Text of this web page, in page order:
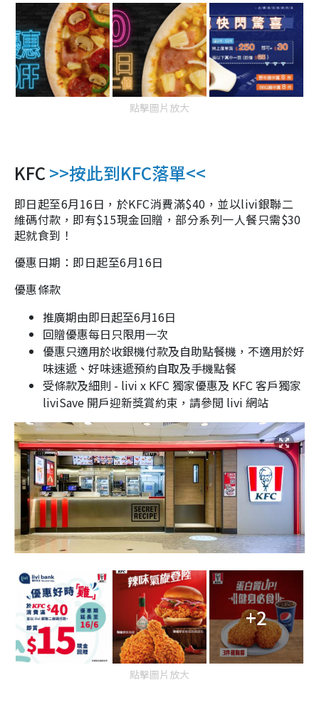
點擊圖片放大
KFC>>按此到KFC落單<<
即日起至6月16日，於KFC消費滿$40，並以livi銀聯二
維碼付款，即有$15現金回贈，部分系列一人餐只需$30
起就食到！
優惠日期：即日起至6月16日
優惠條款
推廣期由即日起至6月16日
回贈優惠每日只限用一次
優惠只適用於收銀機付款及自助點餐機，不適用於好
味速遞、好味速遞預約自取及手機點餐
受條款及細則 - livi x KFC 獨家優惠及 KFC 客戶獨家
liviSave 開戶迎新獎賞約束，請參閲 livi 網站
+2
點擊圖片放大